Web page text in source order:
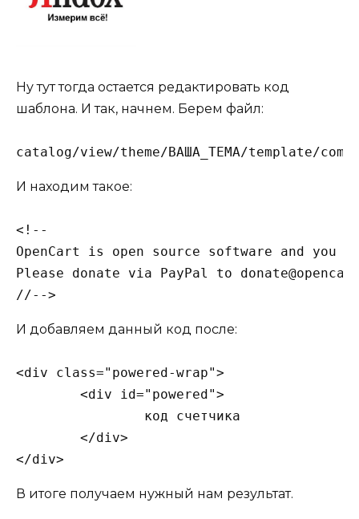
Ну тут тогда остается редактировать код
шаблона. И так, начнем. Берем файл:
catalog/view/theme/ВАША_ТЕМА/template/
И находим такое:
<!--
OpenCart is open source software and
Please donate via PayPal to
//-->
И добавляем данный код после:
<div class="powered-wrap">
</div>
В итоге получаем нужный нам результат.